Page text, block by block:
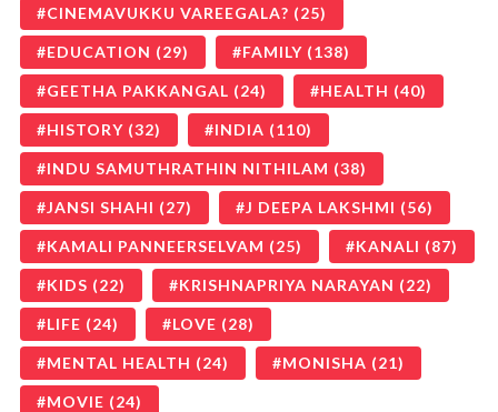
CINEMAVUKKU VAREEGALA? (25)
EDUCATION (29) FAMILY (138)
GEETHA PAKKANGAL (24) HEALTH (40)
HISTORY (32) INDIA (110)
INDU SAMUTHRATHIN NITHILAM (38)
JANSI SHAHI (27) J DEEPA LAKSHMI (56)
KAMALI PANNEERSELVAM (25) KANALI (87)
KIDS (22) KRISHNAPRIYA NARAYAN (22)
LIFE (24) LOVE (28)
MENTAL HEALTH (24) MONISHA (21)
MOVIE (24)